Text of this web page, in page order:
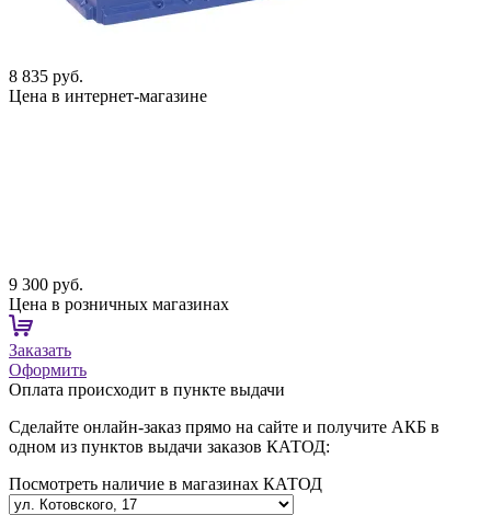
8 835 руб.
Цена в интернет-магазине
9 300 руб.
Цена в розничных магазинах
Заказать
Оформить
Оплата происходит в пункте выдачи
Сделайте онлайн-заказ прямо на сайте и получите АКБ в
одном из пунктов выдачи заказов КАТОД:
Посмотреть наличие в магазинах КАТОД